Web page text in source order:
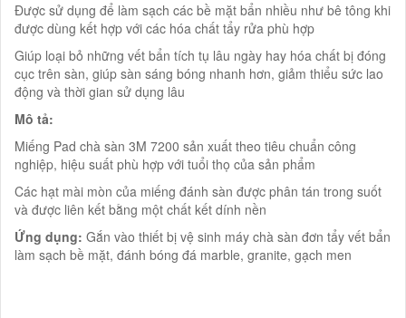
Được sử dụng để làm sạch các bề mặt bẩn nhiều như bê tông khi
được dùng kết hợp với các hóa chất tẩy rửa phù hợp
Giúp loại bỏ những vết bẩn tích tụ lâu ngày hay hóa chất bị đóng
cục trên sàn, giúp sàn sáng bóng nhanh hơn, giảm thiểu sức lao
động và thời gian sử dụng lâu
Mô tả:
Miếng Pad chà sàn 3M 7200 sản xuất theo tiêu chuẩn công
nghiệp, hiệu suất phù hợp với tuổi thọ của sản phẩm
Các hạt mài mòn của miếng đánh sàn được phân tán trong suốt
và được liên kết bằng một chất kết dính nền
Ứng dụng: Gắn vào thiết bị vệ sinh máy chà sàn đơn tẩy vết bẩn
làm sạch bề mặt, đánh bóng đá marble, granite, gạch men